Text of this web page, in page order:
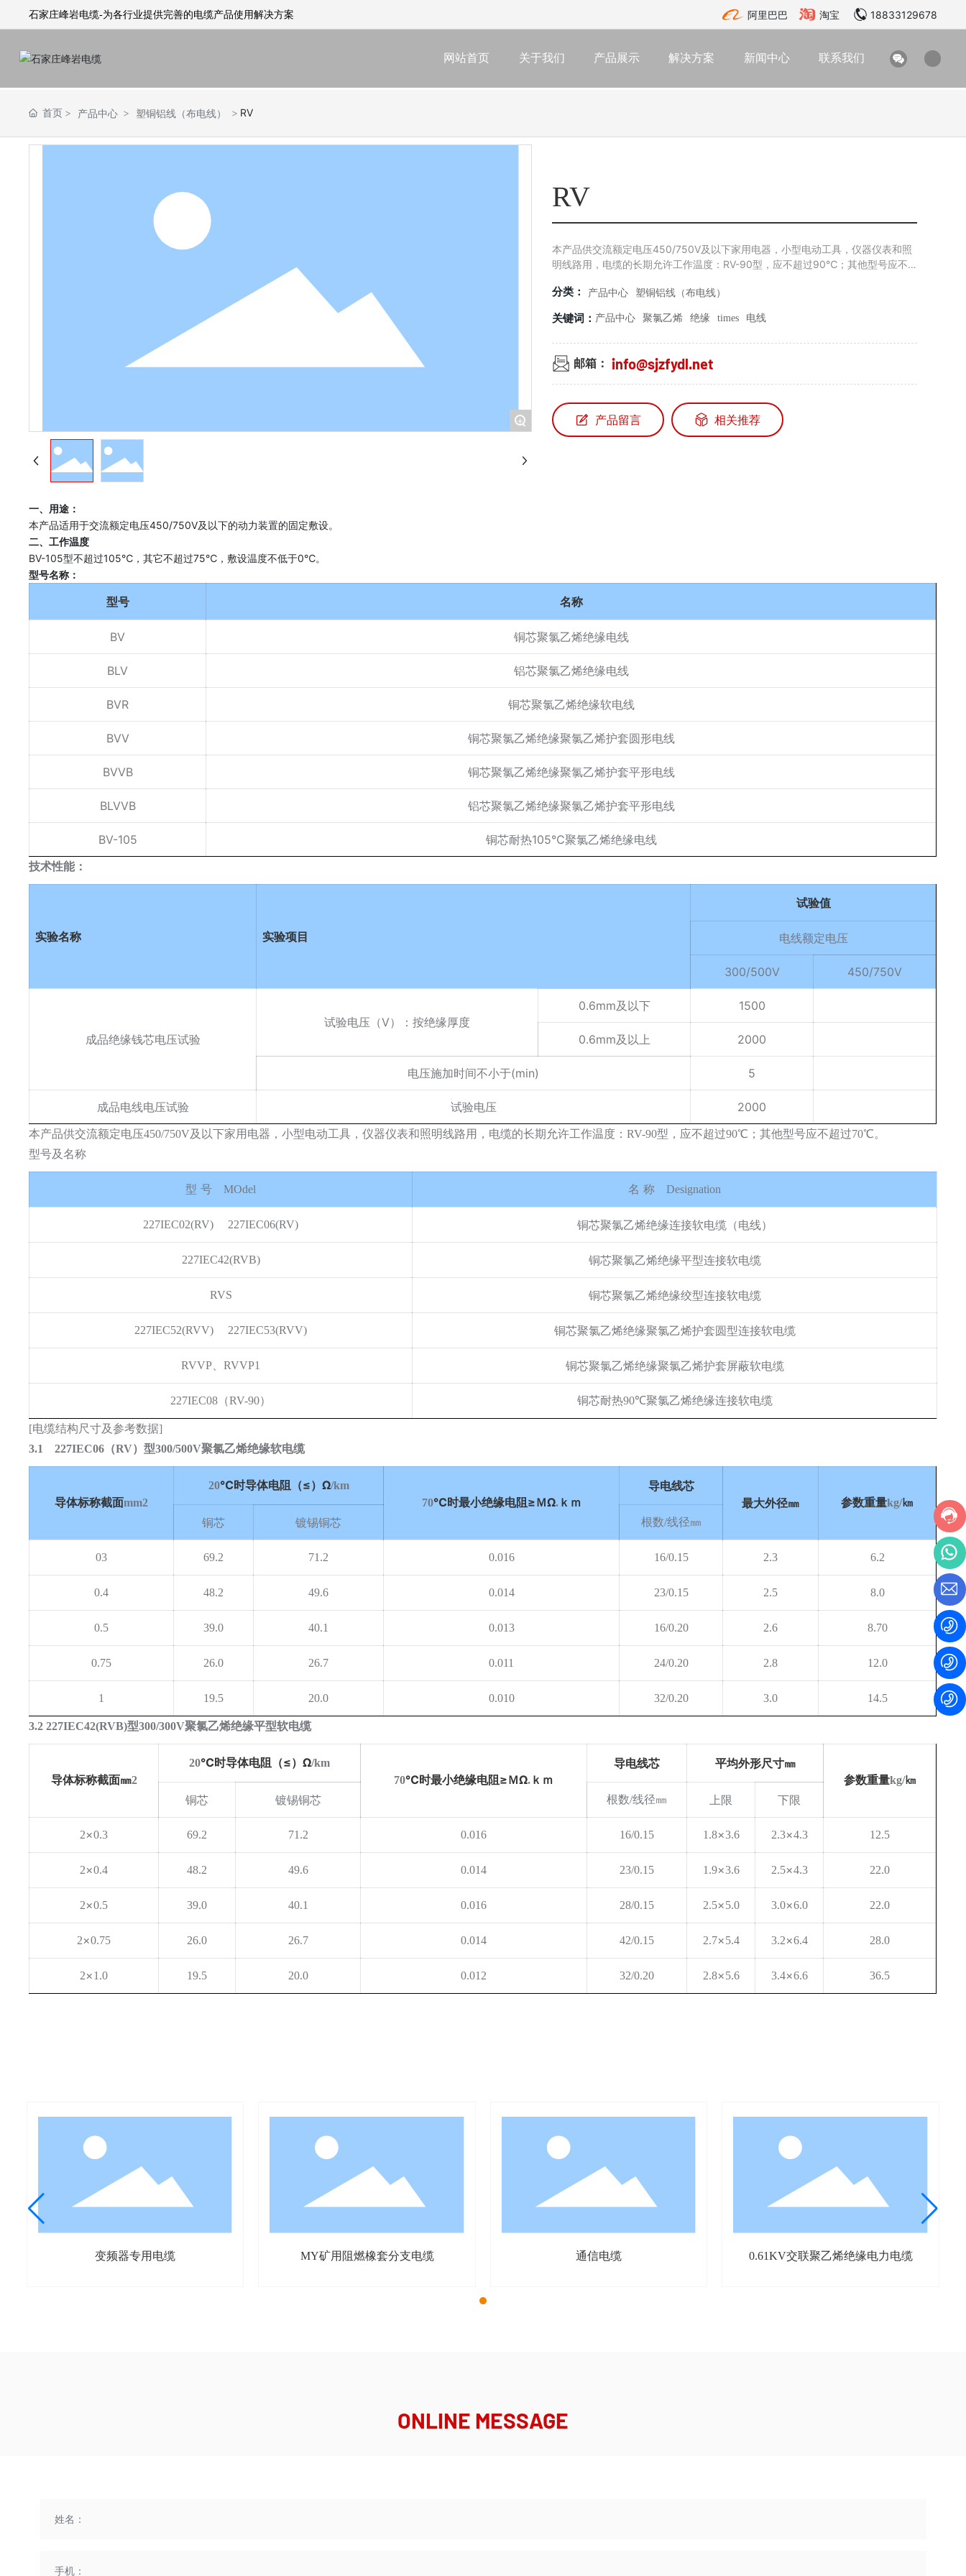
石家庄峰岩电缆-为各行业提供完善的电缆产品使用解决方案 阿里巴巴 淘宝 18833129678
网站首页 关于我们 产品展示 解决方案 新闻中心 联系我们
首页 产品中心 塑铜铝线（布电线） RV
+
RV
本产品供交流额定电压450/750V及以下家用电器，小型电动工具，仪器仪表和照
明线路用，电缆的长期允许工作温度：RV-90型，应不超过90℃；其他型号应不
分类： 产品中心 塑铜铝线（布电线）
关键词： 产品中心 聚氯乙烯 绝缘 times 电线
邮箱： info@sjzfydl.net
产品留言 相关推荐
一、用途：
本产品适用于交流额定电压450/750V及以下的动力装置的固定敷设。
二、工作温度
BV-105型不超过105℃，其它不超过75℃，敷设温度不低于0℃。
型号名称：
型号 名称
BV 铜芯聚氯乙烯绝缘电线
BLV 铝芯聚氯乙烯绝缘电线
BVR 铜芯聚氯乙烯绝缘软电线
BVV 铜芯聚氯乙烯绝缘聚氯乙烯护套圆形电线
BVVB 铜芯聚氯乙烯绝缘聚氯乙烯护套平形电线
BLVVB 铝芯聚氯乙烯绝缘聚氯乙烯护套平形电线
BV-105 铜芯耐热105℃聚氯乙烯绝缘电线
技术性能：
实验名称 实验项目
试验值
电线额定电压
300/500V 450/750V
成品绝缘钱芯电压试验
试验电压（V）：按绝缘厚度
0.6mm及以下 1500
0.6mm及以上 2000
电压施加时间不小于(min) 5
成品电线电压试验 试验电压 2000
本产品供交流额定电压450/750V及以下家用电器，小型电动工具，仪器仪表和照明线路用，电缆的长期允许工作温度：RV-90型，应不超过90℃；其他型号应不超过70℃。
型号及名称
型 号MOdel 名 称Designation
227IEC02(RV) 227IEC06(RV) 铜芯聚氯乙烯绝缘连接软电缆（电线）
227IEC42(RVB) 铜芯聚氯乙烯绝缘平型连接软电缆
RVS 铜芯聚氯乙烯绝缘绞型连接软电缆
227IEC52(RVV) 227IEC53(RVV) 铜芯聚氯乙烯绝缘聚氯乙烯护套圆型连接软电缆
RVVP、RVVP1 铜芯聚氯乙烯绝缘聚氯乙烯护套屏蔽软电缆
227IEC08 （RV-90） 铜芯耐热90℃聚氯乙烯绝缘连接软电缆
[电缆结构尺寸及参考数据]
3.1 227IEC06（RV）型300/500V聚氯乙烯绝缘软电缆
导体标称截面mm2
20℃时导体电阻（≤）Ω/km
70℃时最小绝缘电阻≥ＭΩ.ｋｍ
导电线芯
最大外径㎜
参数重量kg/㎞
铜芯
镀锡铜芯 根数/线径㎜
03 69.2 71.2 0.016 16/0.15 2.3 6.2
0.4 48.2 49.6 0.014 23/0.15 2.5 8.0
0.5 39.0 40.1 0.013 16/0.20 2.6 8.70
0.75 26.0 26.7 0.011 24/0.20 2.8 12.0
1 19.5 20.0 0.010 32/0.20 3.0 14.5
3.2 227IEC42(RVB)型300/300V聚氯乙烯绝缘平型软电缆
导体标称截面㎜2
20℃时导体电阻（≤）Ω/km
70℃时最小绝缘电阻≥ＭΩ. ｋｍ
导电线芯
平均外形尺寸㎜
参数重量kg/㎞
铜芯
镀锡铜芯 根数/线径㎜ 上限 下限
2×0.3 69.2 71.2 0.016 16/0.15 1.8×3.6 2.3×4.3 12.5
2×0.4 48.2 49.6 0.014 23/0.15 1.9×3.6 2.5×4.3 22.0
2×0.5 39.0 40.1 0.016 28/0.15 2.5×5.0 3.0×6.0 22.0
2×0.75 26.0 26.7 0.014 42/0.15 2.7×5.4 3.2×6.4 28.0
2×1.0 19.5 20.0 0.012 32/0.20 2.8×5.6 3.4×6.6 36.5
变频器专用电缆 MY矿用阻燃橡套分支电缆 通信电缆 0.61KV交联聚乙烯绝缘电力电缆
ONLINE MESSAGE